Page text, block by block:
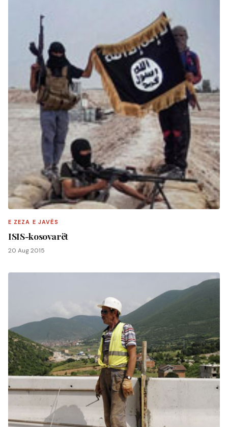
E ZEZA E JAVËS
ISIS-kosovarët
20 Aug 2015